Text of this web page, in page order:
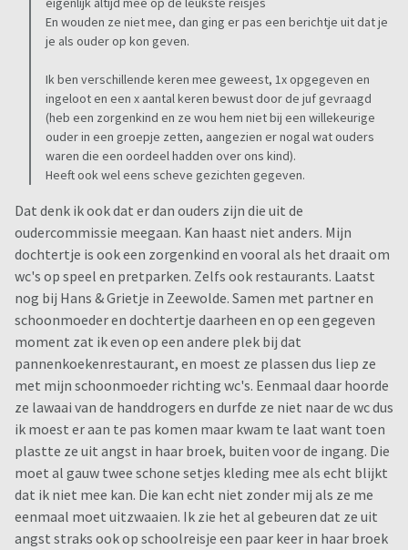
En wouden ze niet mee, dan ging er pas een berichtje uit dat je
je als ouder op kon geven.
Ik ben verschillende keren mee geweest, 1x opgegeven en
ingeloot en een x aantal keren bewust door de juf gevraagd
(heb een zorgenkind en ze wou hem niet bij een willekeurige
ouder in een groepje zetten, aangezien er nogal wat ouders
waren die een oordeel hadden over ons kind).
Heeft ook wel eens scheve gezichten gegeven.
Dat denk ik ook dat er dan ouders zijn die uit de
oudercommissie meegaan. Kan haast niet anders. Mijn
dochtertje is ook een zorgenkind en vooral als het draait om
wc's op speel en pretparken. Zelfs ook restaurants. Laatst
nog bij Hans & Grietje in Zeewolde. Samen met partner en
schoonmoeder en dochtertje daarheen en op een gegeven
moment zat ik even op een andere plek bij dat
pannenkoekenrestaurant, en moest ze plassen dus liep ze
met mijn schoonmoeder richting wc's. Eenmaal daar hoorde
ze lawaai van de handdrogers en durfde ze niet naar de wc dus
ik moest er aan te pas komen maar kwam te laat want toen
plastte ze uit angst in haar broek, buiten voor de ingang. Die
moet al gauw twee schone setjes kleding mee als echt blijkt
dat ik niet mee kan. Die kan echt niet zonder mij als ze me
eenmaal moet uitzwaaien. Ik zie het al gebeuren dat ze uit
angst straks ook op schoolreisje een paar keer in haar broek